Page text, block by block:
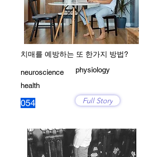
치매를 예방하는 또 한가지 방법?
neuroscience
health
054
physiology
Full Story